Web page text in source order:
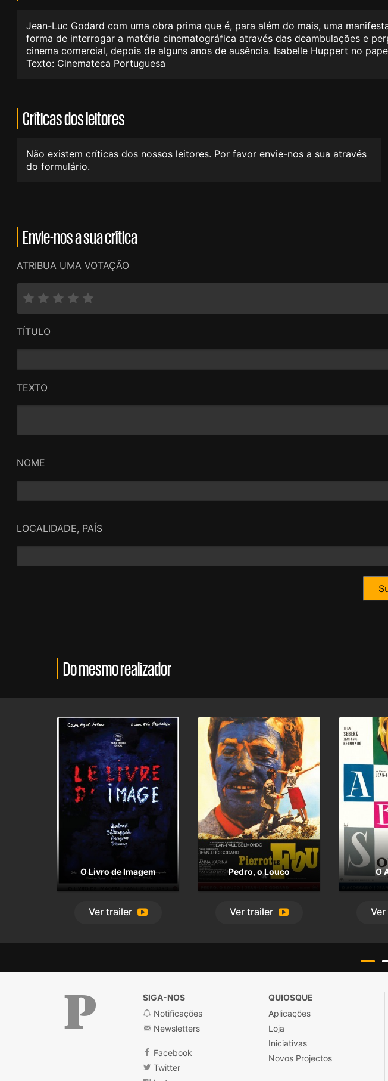
Jean-Luc Godard com uma obra prima que é, para além do mais, uma
forma de interrogar a matéria cinematográfica através das deambulações e
cinema comercial, depois de alguns anos de ausência. Isabelle Huppert no
Texto: Cinemateca Portuguesa
Críticas dos leitores
Não existem críticas dos nossos leitores. Por favor envie-nos a sua através
do formulário.
Envie-nos a sua crítica
ATRIBUA UMA VOTAÇÃO
TÍTULO
TEXTO
NOME
LOCALIDADE, PAÍS
Do mesmo realizador
O Livro de Imagem
Ver trailer
Pedro, o Louco
Ver trailer
O
Ver
Público
SIGA-NOS
Notificações
Newsletters
Facebook
Twitter
QUIOSQUE
Aplicações
Loja
Iniciativas
Novos Projectos